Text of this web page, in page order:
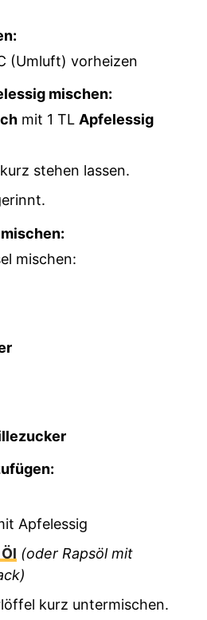
(Umluft) vorheizen
mischen:
mit 1 TL Apfelessig
stehen lassen.
mischen:
Apfelessig
(oder Rapsöl mit
kurz untermischen.